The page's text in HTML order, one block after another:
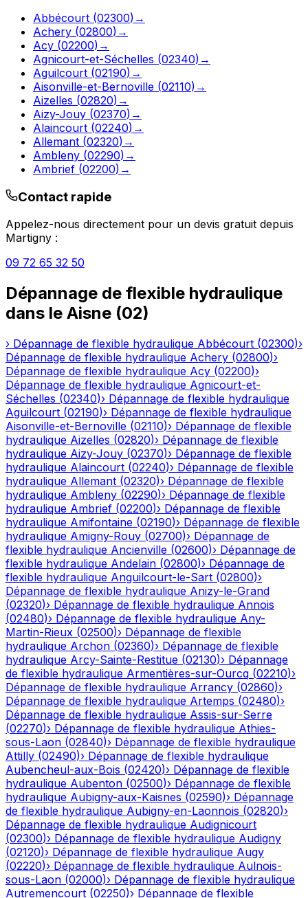
Abbécourt (02300) →
Achery (02800) →
Acy (02200) →
Agnicourt-et-Séchelles (02340) →
Aguilcourt (02190) →
Aisonville-et-Bernoville (02110) →
Aizelles (02820) →
Aizy-Jouy (02370) →
Alaincourt (02240) →
Allemant (02320) →
Ambleny (02290) →
Ambrief (02200) →
Contact rapide
Appelez-nous directement pour un devis gratuit depuis
Martigny :
09 72 65 32 50
Dépannage de flexible hydraulique
dans le Aisne (02)
› Dépannage de flexible hydraulique Abbécourt (02300)›
Dépannage de flexible hydraulique Achery (02800)›
Dépannage de flexible hydraulique Acy (02200)›
Dépannage de flexible hydraulique Agnicourt-et-
Séchelles (02340)› Dépannage de flexible hydraulique
Aguilcourt (02190)› Dépannage de flexible hydraulique
Aisonville-et-Bernoville (02110)› Dépannage de flexible
hydraulique Aizelles (02820)› Dépannage de flexible
hydraulique Aizy-Jouy (02370)› Dépannage de flexible
hydraulique Alaincourt (02240)› Dépannage de flexible
hydraulique Allemant (02320)› Dépannage de flexible
hydraulique Ambleny (02290)› Dépannage de flexible
hydraulique Ambrief (02200)› Dépannage de flexible
hydraulique Amifontaine (02190)› Dépannage de flexible
hydraulique Amigny-Rouy (02700)› Dépannage de
flexible hydraulique Ancienville (02600)› Dépannage de
flexible hydraulique Andelain (02800)› Dépannage de
flexible hydraulique Anguilcourt-le-Sart (02800)›
Dépannage de flexible hydraulique Anizy-le-Grand
(02320)› Dépannage de flexible hydraulique Annois
(02480)› Dépannage de flexible hydraulique Any-
Martin-Rieux (02500)› Dépannage de flexible
hydraulique Archon (02360)› Dépannage de flexible
hydraulique Arcy-Sainte-Restitue (02130)› Dépannage
de flexible hydraulique Armentières-sur-Ourcq (02210)›
Dépannage de flexible hydraulique Arrancy (02860)›
Dépannage de flexible hydraulique Artemps (02480)›
Dépannage de flexible hydraulique Assis-sur-Serre
(02270)› Dépannage de flexible hydraulique Athies-
sous-Laon (02840)› Dépannage de flexible hydraulique
Attilly (02490)› Dépannage de flexible hydraulique
Aubencheul-aux-Bois (02420)› Dépannage de flexible
hydraulique Aubenton (02500)› Dépannage de flexible
hydraulique Aubigny-aux-Kaisnes (02590)› Dépannage
de flexible hydraulique Aubigny-en-Laonnois (02820)›
Dépannage de flexible hydraulique Audignicourt
(02300)› Dépannage de flexible hydraulique Audigny
(02120)› Dépannage de flexible hydraulique Augy
(02220)› Dépannage de flexible hydraulique Aulnois-
sous-Laon (02000)› Dépannage de flexible hydraulique
Autremencourt (02250)› Dépannage de flexible